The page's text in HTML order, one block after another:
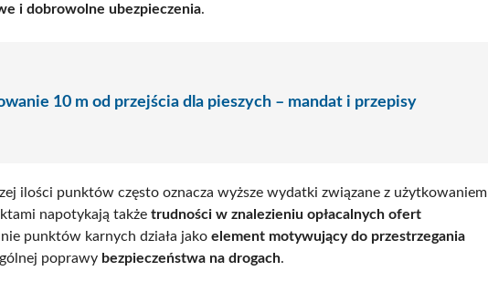
i dobrowolne ubezpieczenia.
10 m od przejścia dla pieszych – mandat i przepisy
ilości punktów często oznacza wyższe wydatki związane z użytkowaniem
napotykają także trudności w znalezieniu opłacalnych ofert
punktów karnych działa jako element motywujący do przestrzegania
poprawy bezpieczeństwa na drogach.